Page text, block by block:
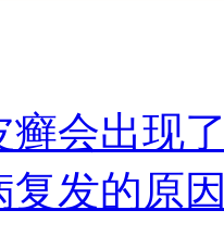
癣会出现
复发的原